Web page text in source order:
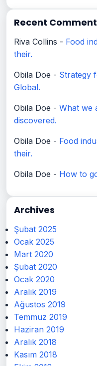
Recent
Riva Collins - Food
their.
Obila Doe - Strategy
Global.
Obila Doe - What we
discovered.
Obila Doe - Food
their.
Obila Doe - How to
Archives
Şubat 2025
Ocak 2025
Mart 2020
Şubat 2020
Ocak 2020
Aralık 2019
Ağustos 2019
Temmuz 2019
Haziran 2019
Aralık 2018
Kasım 2018